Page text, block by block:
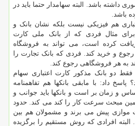
داشته باشد. البته سهامدار حتما باید در
باشد.
هم فیزیکی نیست بلکه نشان بانک و
مثال فردی که از بانک ملی کارت
کرده است، می تواند به فروشگاه
و خرید کند. فردی که بانک تجارت را
به هر فروشگاهی رجوع کند.
دو بانک مذکور کارت اعتباری سهام
داد: با مابقی بانکها هم تفاهمنامه
و زمان بر است و بانکها باید جوانب و
مبحث سرعت کار را کند می کند. حدود
موازی پیش می برند و مشمولان هم بین
البته افرادی که روش مستقیم را برگزیده